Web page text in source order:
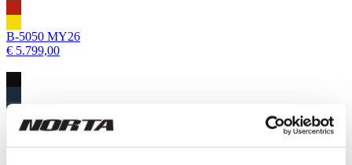
B-5050 MY26
€ 5.799,00